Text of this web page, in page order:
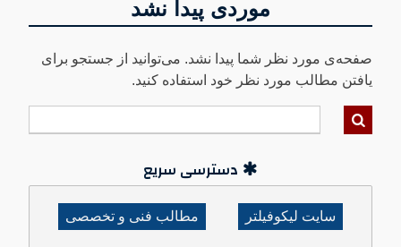
موردی پیدا نشد
صفحه‌ی مورد نظر شما پیدا نشد. می‌توانید از جستجو برای
یافتن مطالب مورد نظر خود استفاده کنید.
دسترسی سریع
سایت لیکوفیلتر مطالب فنی و تخصصی